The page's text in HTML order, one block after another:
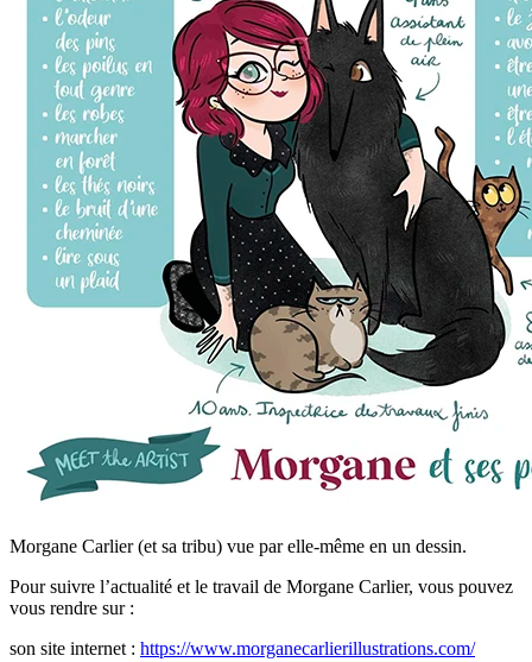
Morgane Carlier (et sa tribu) vue par elle-même en un dessin.
Pour suivre l’actualité et le travail de Morgane Carlier, vous pouvez
vous rendre sur :
son site internet : https://www.morganecarlierillustrations.com/